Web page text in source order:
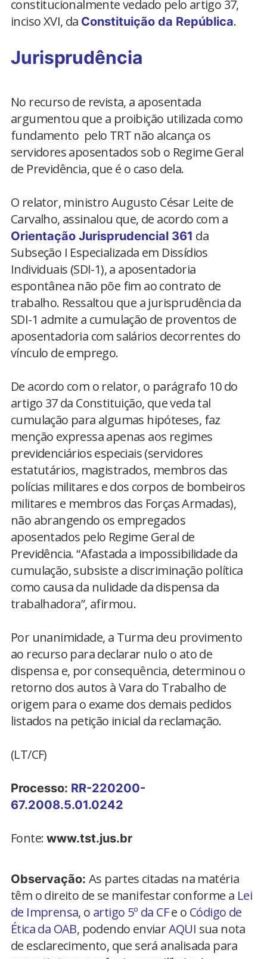
constitucionalmente vedado pelo artigo 37,
inciso XVI, da Constituição da República.
Jurisprudência
No recurso de revista, a aposentada
argumentou que a proibição utilizada como
fundamento pelo TRT não alcança os
servidores aposentados sob o Regime Geral
de Previdência, que é o caso dela.
O relator, ministro Augusto César Leite de
Carvalho, assinalou que, de acordo com a
Orientação Jurisprudencial 361 da
Subseção I Especializada em Dissídios
Individuais (SDI-1), a aposentadoria
espontânea não põe fim ao contrato de
trabalho. Ressaltou que a jurisprudência da
SDI-1 admite a cumulação de proventos de
aposentadoria com salários decorrentes do
vínculo de emprego.
De acordo com o relator, o parágrafo 10 do
artigo 37 da Constituição, que veda tal
cumulação para algumas hipóteses, faz
menção expressa apenas aos regimes
previdenciários especiais (servidores
estatutários, magistrados, membros das
polícias militares e dos corpos de bombeiros
militares e membros das Forças Armadas),
não abrangendo os empregados
aposentados pelo Regime Geral de
Previdência. “Afastada a impossibilidade da
cumulação, subsiste a discriminação política
como causa da nulidade da dispensa da
trabalhadora”, afirmou.
Por unanimidade, a Turma deu provimento
ao recurso para declarar nulo o ato de
dispensa e, por consequência, determinou o
retorno dos autos à Vara do Trabalho de
origem para o exame dos demais pedidos
listados na petição inicial da reclamação.
(LT/CF)
Processo: RR-220200-
67.2008.5.01.0242
Fonte: www.tst.jus.br
Observação: As partes citadas na matéria
têm o direito de se manifestar conforme a Lei
de Imprensa, o artigo 5º da CFe o Código de
Ética da OAB, podendo enviarAQUI sua nota
de esclarecimento, que será analisada para